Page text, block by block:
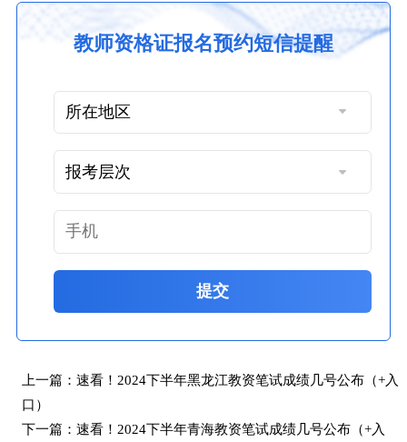
教师资格证报名预约短信提醒
提交
上一篇： 速看！2024下半年黑龙江教资笔试成绩几号公布（+入
口）
下一篇： 速看！2024下半年青海教资笔试成绩几号公布（+入